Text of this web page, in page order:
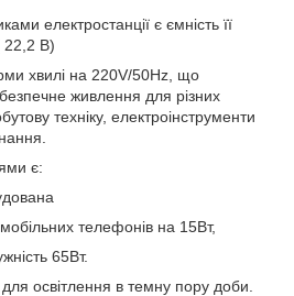
електростанції є ємність її
22,2 В)
хвилі на 220V/50Hz, що
живлення для різних
техніку, електроінструменти
є:
телефонів на 15Вт,
65Вт.
освітлення в темну пору доби.